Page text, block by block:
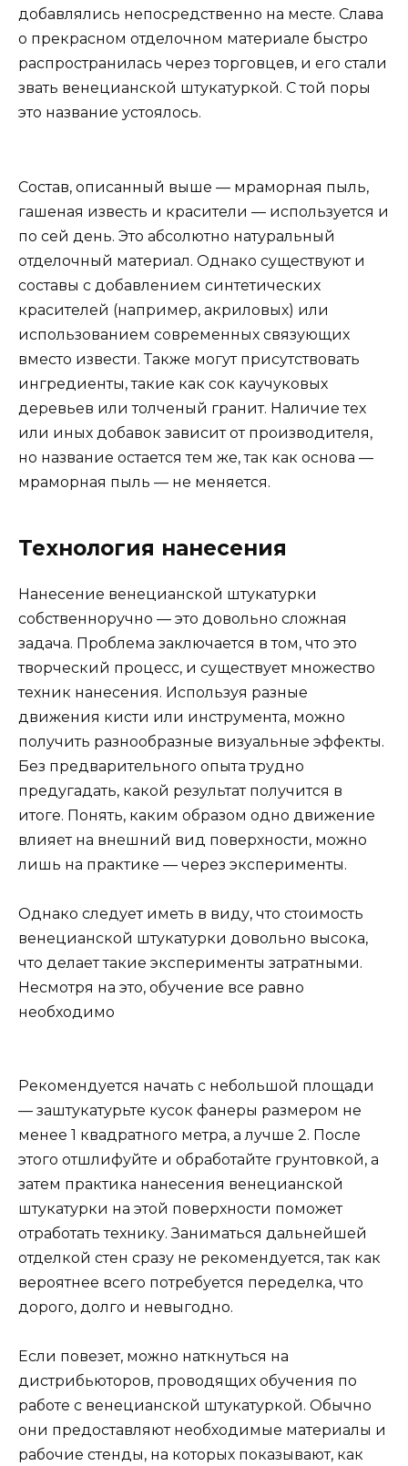
добавлялись непосредственно на месте. Слава
о прекрасном отделочном материале быстро
распространилась через торговцев, и его стали
звать венецианской штукатуркой. С той поры
это название устоялось.
Состав, описанный выше — мраморная пыль,
гашеная известь и красители — используется и
по сей день. Это абсолютно натуральный
отделочный материал. Однако существуют и
составы с добавлением синтетических
красителей (например, акриловых) или
использованием современных связующих
вместо извести. Также могут присутствовать
ингредиенты, такие как сок каучуковых
деревьев или толченый гранит. Наличие тех
или иных добавок зависит от производителя,
но название остается тем же, так как основа —
мраморная пыль — не меняется.
Технология нанесения
Нанесение венецианской штукатурки
собственноручно — это довольно сложная
задача. Проблема заключается в том, что это
творческий процесс, и существует множество
техник нанесения. Используя разные
движения кисти или инструмента, можно
получить разнообразные визуальные эффекты.
Без предварительного опыта трудно
предугадать, какой результат получится в
итоге. Понять, каким образом одно движение
влияет на внешний вид поверхности, можно
лишь на практике — через эксперименты.
Однако следует иметь в виду, что стоимость
венецианской штукатурки довольно высока,
что делает такие эксперименты затратными.
Несмотря на это, обучение все равно
необходимо
Рекомендуется начать с небольшой площади
— заштукатурьте кусок фанеры размером не
менее 1 квадратного метра, а лучше 2. После
этого отшлифуйте и обработайте грунтовкой, а
затем практика нанесения венецианской
штукатурки на этой поверхности поможет
отработать технику. Заниматься дальнейшей
отделкой стен сразу не рекомендуется, так как
вероятнее всего потребуется переделка, что
дорого, долго и невыгодно.
Если повезет, можно наткнуться на
дистрибьюторов, проводящих обучения по
работе с венецианской штукатуркой. Обычно
они предоставляют необходимые материалы и
рабочие стенды, на которых показывают, как